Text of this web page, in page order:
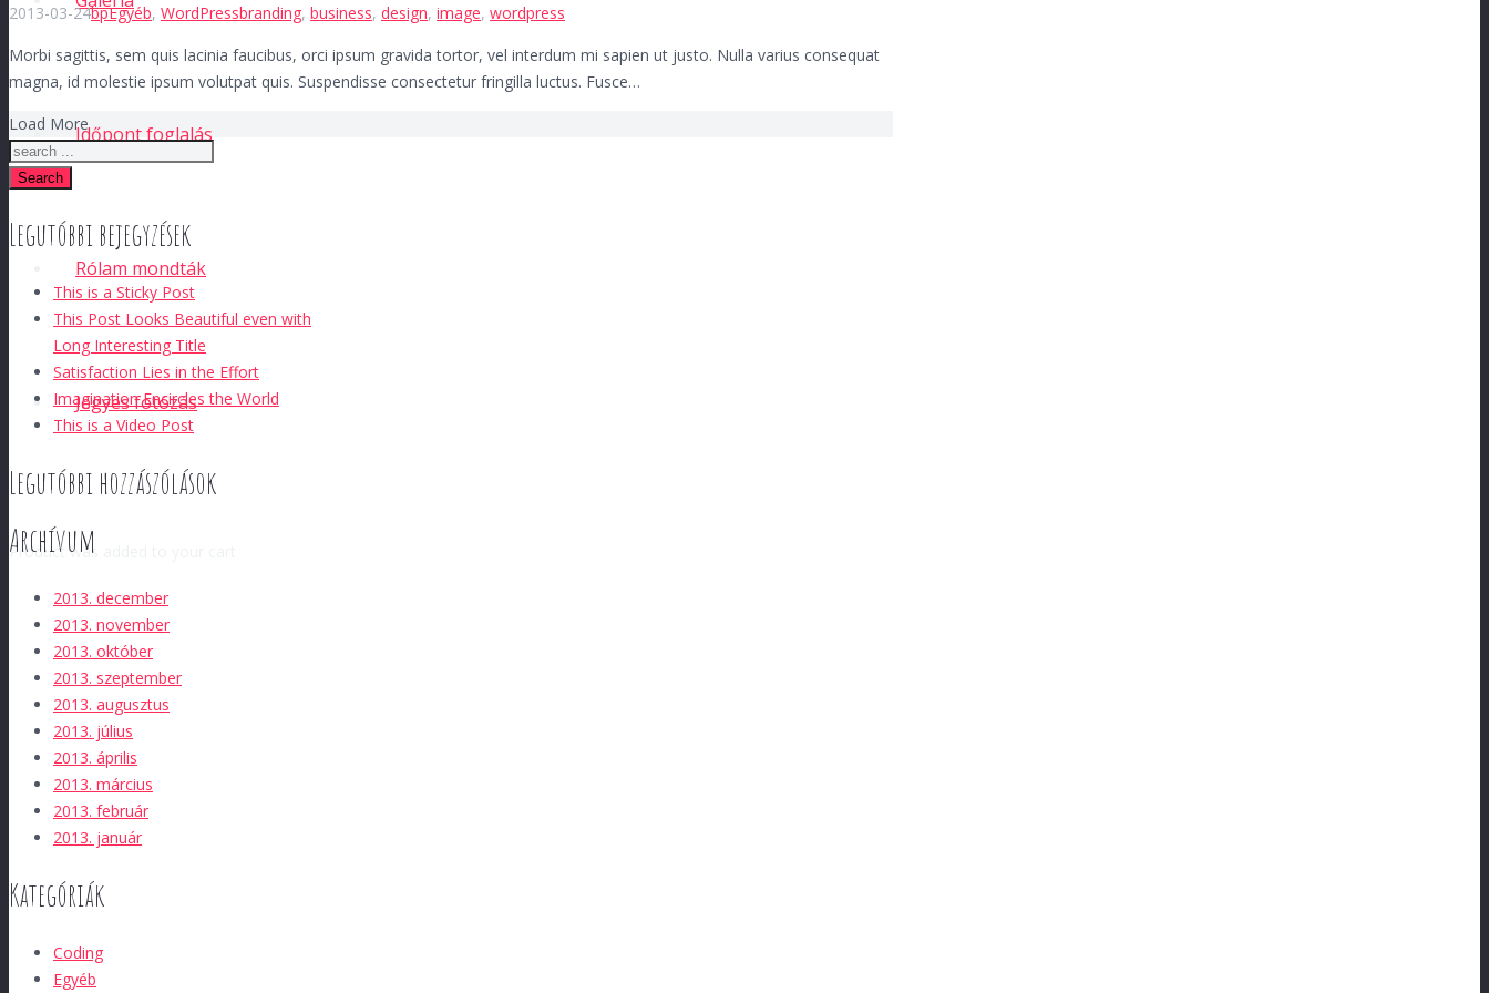
Időpont foglalás
Rólam mondták
Jegyes fotózás
Product was added to your cart
2013-03-24bpEgyéb, WordPressbranding, business, design, image, wordpress
Morbi sagittis, sem quis lacinia faucibus, orci ipsum gravida tortor, vel interdum mi sapien ut justo. Nulla varius consequat
magna, id molestie ipsum volutpat quis. Suspendisse consectetur fringilla luctus. Fusce…
Load More
Search
Legutóbbi bejegyzések
This is a Sticky Post
This Post Looks Beautiful even with
Long Interesting Title
Satisfaction Lies in the Effort
Imagination Encircles the World
This is a Video Post
Legutóbbi hozzászólások
Archívum
2013. december
2013. november
2013. október
2013. szeptember
2013. augusztus
2013. július
2013. április
2013. március
2013. február
2013. január
Kategóriák
Coding
Egyéb